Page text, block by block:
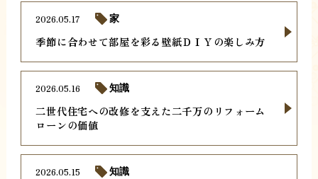
季節に合わせて部屋を彩る壁紙ＤＩＹの楽しみ方
2026.05.17 家
二世代住宅への改修を支えた二千万のリフォーム
ローンの価値
2026.05.16 知識
2026.05.15 知識